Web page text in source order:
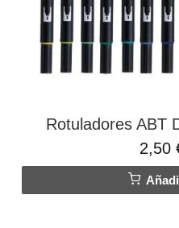
Rotuladores ABT
2,50